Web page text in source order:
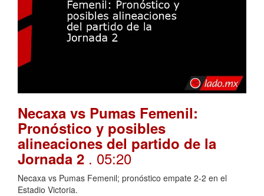
Necaxa vs Pumas Femenil:
Pronóstico y posibles
alineaciones del partido de la
Jornada 2 . 05:20
Necaxa vs Pumas Femenil; pronóstico empate 2-2 en el
Estadio Victoria.